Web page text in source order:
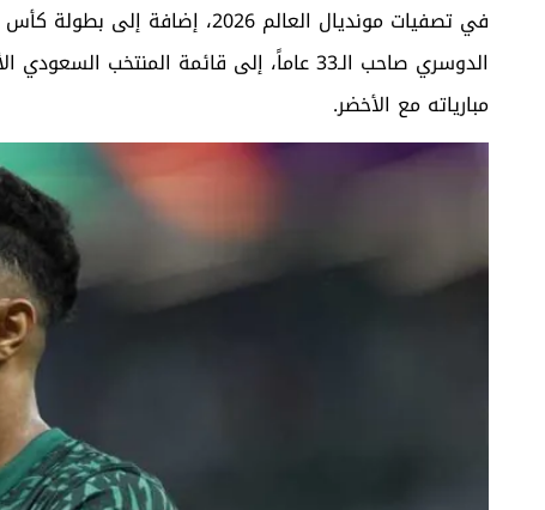
في تصفيات مونديال العالم 2026، إضافة إلى بطولة كأس الخليج، وكأس العرب التي تقام العام المقبل.
مبارياته مع الأخضر.